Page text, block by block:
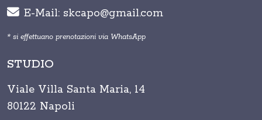
E-Mail: skcapo@gmail.com
* si effettuano prenotazioni via WhatsApp
STUDIO
Viale Villa Santa Maria, 14
80122 Napoli